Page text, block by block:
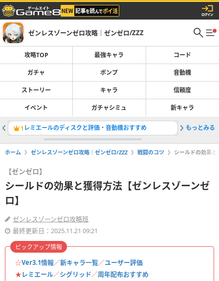
ゼンレスゾーンゼロ攻略｜ゼンゼロ/ZZZ
攻略TOP 最強キャラ コード
ガチャ ボンプ 音動機
ストーリー キャラ 信頼度
イベント ガチャシミュ 新キャラ
1 レミエールのディスクと評価・音動機おすすめ 2迷い路
もっとみる
ホーム ゼンレスゾーンゼロ攻略｜ゼンゼロ/ZZZ 戦闘のコツ シールドの効果
【ゼンゼロ】
シールドの効果と獲得方法【ゼンレスゾーンゼ
ロ】
ゼンレスゾーンゼロ攻略班
最終更新日：2025.11.21 09:21
☆Ver3.1情報／新キャラ一覧／ユーザー評価
★レミエール／シグリッド／周年配布おすすめ
ピックアップ情報